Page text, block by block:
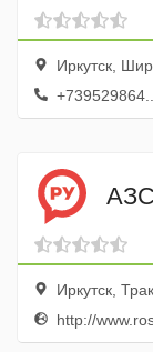
Иркутск,
+739529864...
Иркутск,
http://